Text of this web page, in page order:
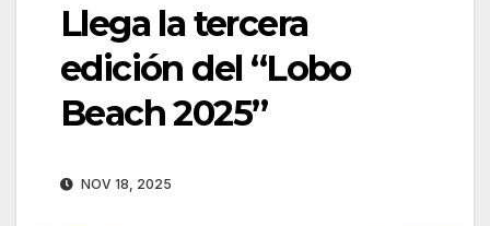
Llega la tercera
edición del “Lobo
Beach 2025”
NOV 18, 2025